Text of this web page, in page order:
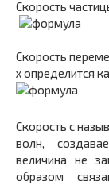
Скорость
Скорость
x определится
Скорость c
волн,
величина не
образом